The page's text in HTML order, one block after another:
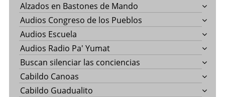
Alzados en Bastones de Mando
Audios Congreso de los Pueblos
Audios Escuela
Audios Radio Pa' Yumat
Buscan silenciar las conciencias
Cabildo Canoas
Cabildo Guadualito